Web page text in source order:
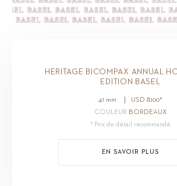
HERITAGE BICOMPAX ANNUAL
EDITION BASEL
41 mm USD 8,100*
COULEUR BORDEAUX
* Prix de détail recommandé
EN SAVOIR PLUS